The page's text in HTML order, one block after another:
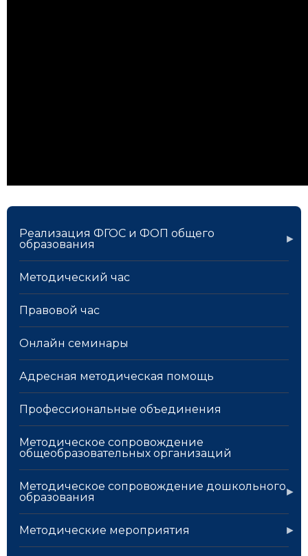
Реализация ФГОС и ФОП общего
образования
Методический час
Правовой час
Онлайн семинары
Адресная методическая помощь
Профессиональные объединения
Методическое сопровождение
общеобразовательных организаций
Методическое сопровождение дошкольного
образования
Методические мероприятия